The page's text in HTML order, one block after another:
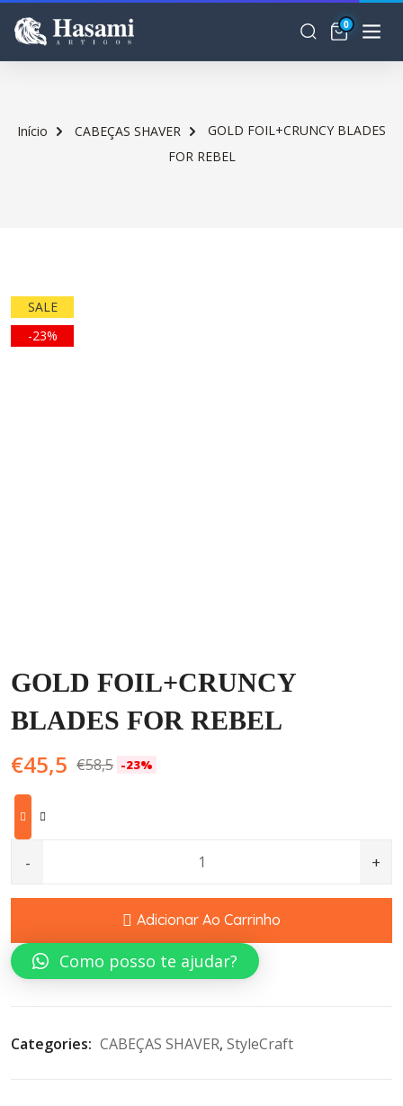
0
Início CABEÇAS SHAVER
GOLD FOIL+CRUNCY BLADES
FOR REBEL
SALE
-23%
GOLD FOIL+CRUNCY
BLADES FOR REBEL
€58,5
O
preço
original
era:
€58,5.
€45,5 O
€45,5.
-23%
GOLD FOIL+CRUNCY BLADES FOR REBEL quantity
Adicionar Ao Carrinho
Como posso te ajudar?
Categories: CABEÇAS SHAVER, StyleCraft